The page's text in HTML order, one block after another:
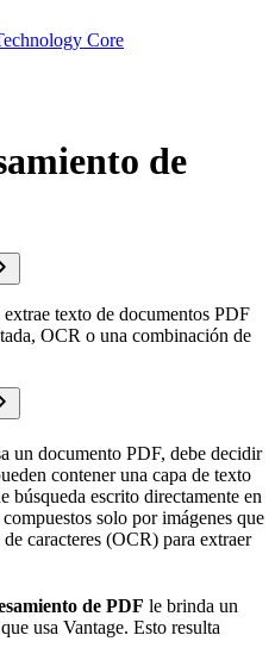
Core
de
texto de documentos PDF
OCR o una combinación de
un documento PDF, debe decidir
contener una capa de texto
búsqueda escrito directamente en
solo por imágenes que
caracteres (OCR) para extraer
de PDF le brinda un
usa Vantage. Esto resulta